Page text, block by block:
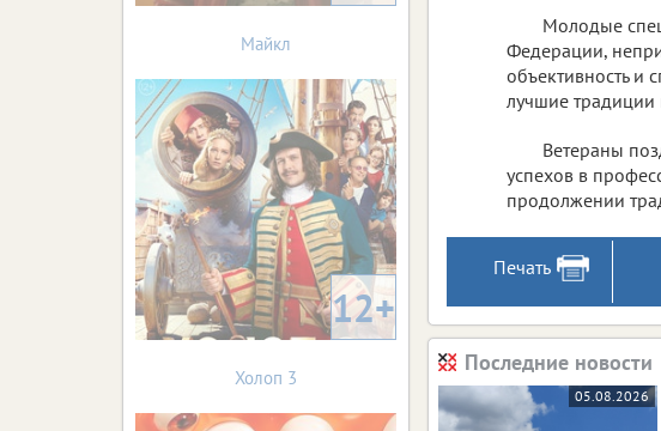
Молодые
Федерации,
объективность и
лучшие традиции
Ветераны
успехов в
продолжении
Печать
Последние новости
05.08.2026
Майкл
12+
Холоп 3